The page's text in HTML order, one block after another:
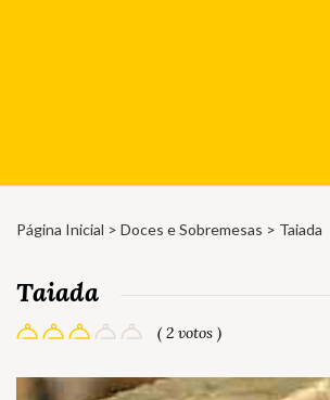
Página Inicial > Doces e Sobremesas > Taiada
Taiada
( 2 votos )